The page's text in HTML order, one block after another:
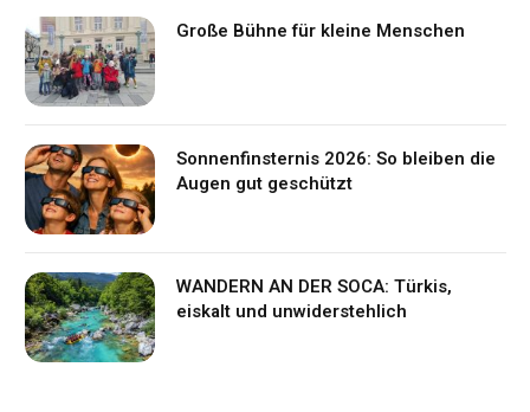
Große Bühne für kleine Menschen
Sonnenfinsternis 2026: So bleiben die
Augen gut geschützt
WANDERN AN DER SOCA: Türkis,
eiskalt und unwiderstehlich